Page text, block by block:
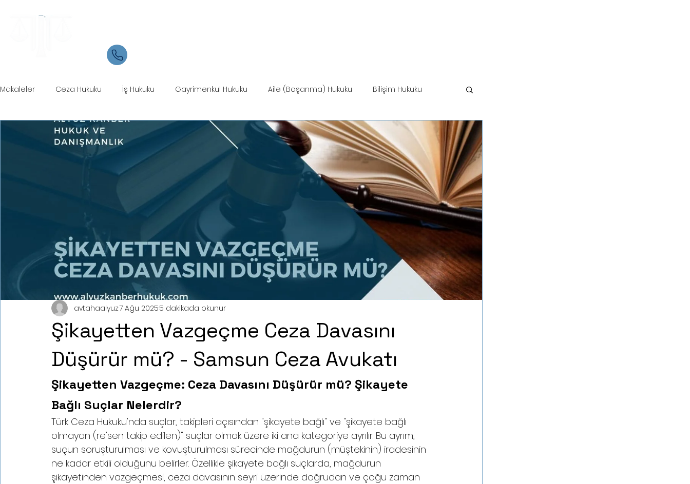
05534084721
Makaleler Ceza Hukuku İş Hukuku Gayrimenkul Hukuku Aile (Boşanma) Hukuku Bilişim Hukuku
Ticaret Hukuku Marka Patent Hukuku İcra Hukuku Miras Hukuku
Şikayetten Vazgeçme Ceza Davasını
Düşürür mü? - Samsun Ceza Avukatı
avtahaalyuz7 Ağu 20255 dakikada okunur
Şikayetten Vazgeçme: Ceza Davasını Düşürür mü? Şikayete
Bağlı Suçlar Nelerdir?
Türk Ceza Hukuku'nda suçlar, takipleri açısından "şikayete bağlı" ve "şikayete bağlı
olmayan (re'sen takip edilen)" suçlar olmak üzere iki ana kategoriye ayrılır. Bu ayrım,
suçun soruşturulması ve kovuşturulması sürecinde mağdurun (müştekinin) iradesinin
ne kadar etkili olduğunu belirler. Özellikle şikayete bağlı suçlarda, mağdurun
şikayetinden vazgeçmesi, ceza davasının seyri üzerinde doğrudan ve çoğu zaman